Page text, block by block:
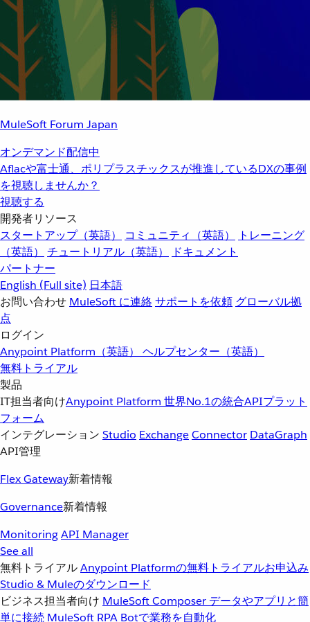
MuleSoft Forum Japan
オンデマンド配信中
Aflacや富士通、ポリプラスチックスが推進しているDXの事例
を視聴しませんか？
視聴する
開発者リソース
スタートアップ（英語）
コミュニティ（英語）
トレーニング
（英語）
チュートリアル（英語）
ドキュメント
パートナー
English (Full site) 日本語
お問い合わせ MuleSoft に連絡サポートを依頼 グローバル拠
点
ログイン
Anypoint Platform（英語） ヘルプセンター（英語）
無料トライアル
製品
IT担当者向けAnypoint Platform 世界No.1の統合APIプラット
フォーム
インテグレーション Studio ExchangeConnector DataGraph
API管理
Flex Gateway新着情報
Governance新着情報
MonitoringAPI Manager
See all
無料トライアルAnypoint Platformの無料トライアルお申込み
Studio & Muleのダウンロード
ビジネス担当者向け MuleSoft Composer データやアプリと簡
単に接続 MuleSoft RPA Botで業務を自動化